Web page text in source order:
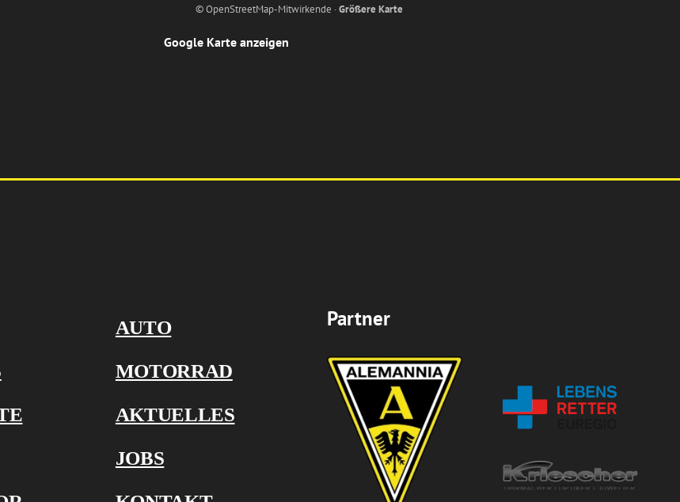
© OpenStreetMap-Mitwirkende ·Größere Karte
Google Karte anzeigen
AUTO
MOTORRAD
AKTUELLES
JOBS
Partner